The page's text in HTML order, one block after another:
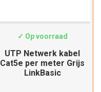
✓ Op voorraad
UTP Netwerk kabel
Cat5e per meter Grijs
LinkBasic